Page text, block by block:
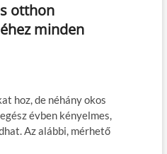
otthon
minden
hoz, de néhány okos
évben kényelmes,
Az alábbi, mérhető